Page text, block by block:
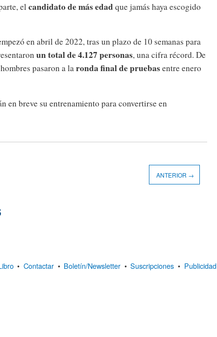
elcandidato de más edad que jamás haya escogido
en abril de 2022, tras un plazo de 10 semanas para
un total de 4.127 personas, una cifra récord. De
pasaron a laronda final de pruebasentre enero
en breve su entrenamiento para convertirse en
ANTERIOR →
• Contactar • Boletín/Newsletter • Suscripciones • Publicidad